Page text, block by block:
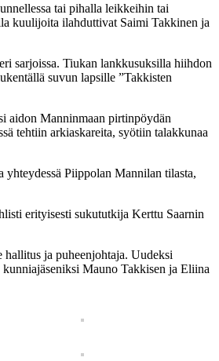
tai pihalla leikkeihin tai
kuulijoita ilahduttivat Saimi Takkinen ja
sarjoissa. Tiukan lankkusuksilla hiihdon
suvun lapsille ”Takkisten
aidon Manninmaan pirtinpöydän
tehtiin arkiaskareita, syötiin talakkunaa
Piippolan Mannilan tilasta,
erityisesti sukututkija Kerttu Saarnin
ja puheenjohtaja. Uudeksi
Mauno Takkisen ja Eliina